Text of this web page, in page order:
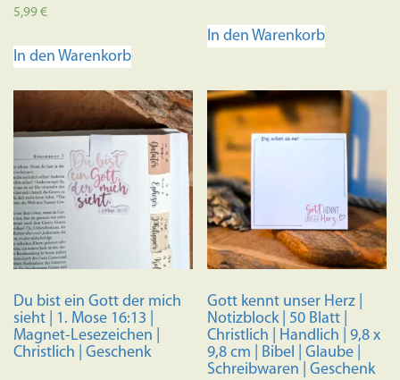
Bewertet mit
5,99€
In den Warenkorb
In den Warenkorb
Du bist ein Gott der mich
sieht | 1. Mose 16:13 |
Magnet-Lesezeichen |
Christlich | Geschenk
Gott kennt unser Herz |
Notizblock | 50 Blatt |
Christlich | Handlich | 9,8 x
9,8 cm | Bibel | Glaube |
Schreibwaren | Geschenk